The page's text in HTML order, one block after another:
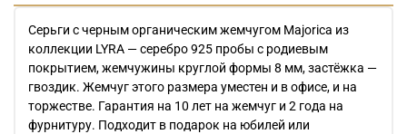
Серьги с черным органическим жемчугом Majorica из
коллекции LYRA — серебро 925 пробы с родиевым
покрытием, жемчужины круглой формы 8 мм, застёжка —
гвоздик. Жемчуг этого размера уместен и в офисе, и на
торжестве. Гарантия на 10 лет на жемчуг и 2 года на
фурнитуру. Подходит в подарок на юбилей или